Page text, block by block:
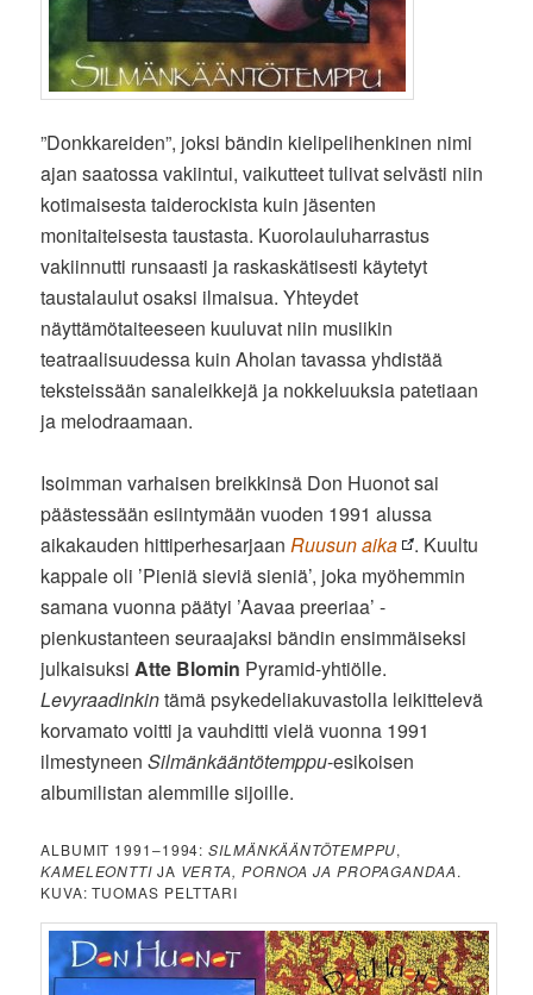
”Donkkareiden”, joksi bändin kielipelihenkinen nimi
ajan saatossa vakiintui, vaikutteet tulivat selvästi niin
kotimaisesta taiderockista kuin jäsenten
monitaiteisesta taustasta. Kuorolauluharrastus
vakiinnutti runsaasti ja raskaskätisesti käytetyt
taustalaulut osaksi ilmaisua. Yhteydet
näyttämötaiteeseen kuuluvat niin musiikin
teatraalisuudessa kuin Aholan tavassa yhdistää
teksteissään sanaleikkejä ja nokkeluuksia patetiaan
ja melodraamaan.
Isoimman varhaisen breikkinsä Don Huonot sai
päästessään esiintymään vuoden 1991 alussa
aikakauden hittiperhesarjaanRuusun aika
. Kuultu
kappale oli ’Pieniä sieviä sieniä’, joka myöhemmin
samana vuonna päätyi ’Aavaa preeriaa’ -
pienkustanteen seuraajaksi bändin ensimmäiseksi
julkaisuksiAtte Blomin Pyramid-yhtiölle.
Levyraadinkintämä psykedeliakuvastolla leikittelevä
korvamato voitti ja vauhditti vielä vuonna 1991
ilmestyneenSilmänkääntötemppu-esikoisen
albumilistan alemmille sijoille.
ALBUMIT 1991–1994:SILMÄNKÄÄNTÖTEMPPU,
KAMELEONTTIJA VERTA, PORNOA JA PROPAGANDAA.
KUVA: TUOMAS PELTTARI